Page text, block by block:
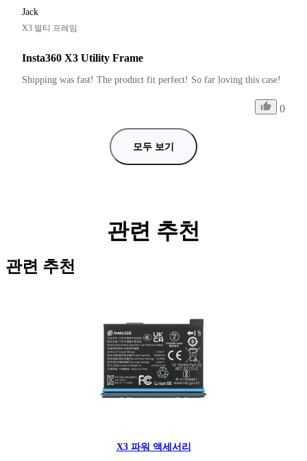
Jack
X3 멀티 프레임
Insta360 X3 Utility Frame
Shipping was fast! The product fit perfect! So far loving this case!
0
모두 보기
관련 추천
관련 추천
X3 파워 액세서리